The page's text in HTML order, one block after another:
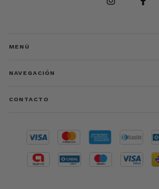
MENÚ
NAVEGACIÓN
CONTACTO